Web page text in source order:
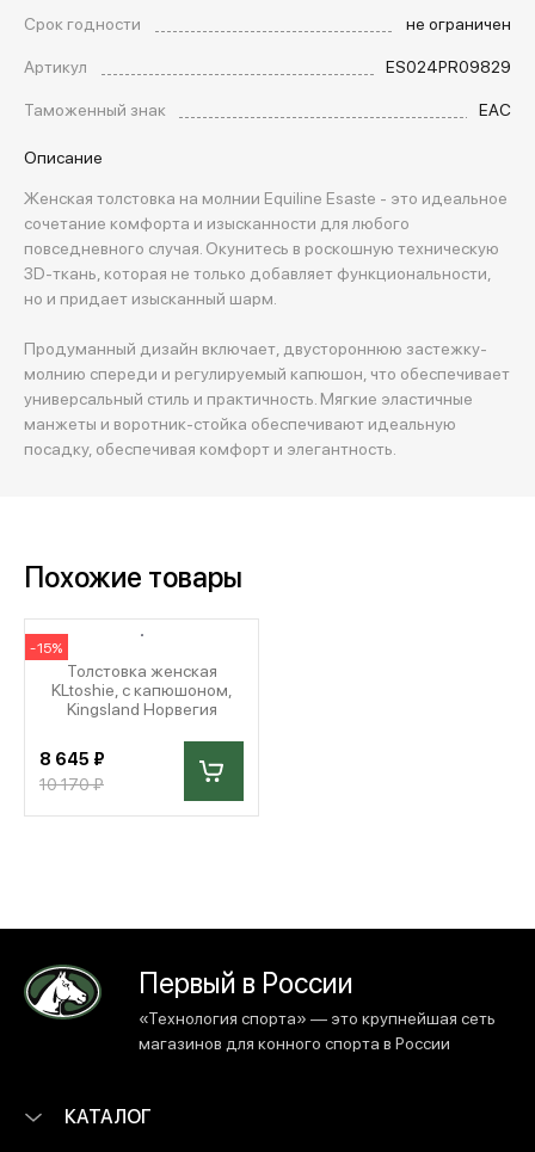
Срок годности
не ограничен
Артикул
ES024PR09829
Таможенный знак
EAC
Описание
Женская толстовка на молнии Equiline Esaste - это идеальное
сочетание комфорта и изысканности для любого
повседневного случая. Окунитесь в роскошную техническую
3D-ткань, которая не только добавляет функциональности,
но и придает изысканный шарм.
Продуманный дизайн включает, двустороннюю застежку-
молнию спереди и регулируемый капюшон, что обеспечивает
универсальный стиль и практичность. Мягкие эластичные
манжеты и воротник-стойка обеспечивают идеальную
посадку, обеспечивая комфорт и элегантность.
Похожие товары
-15%
Толстовка женская
KLtoshie, с капюшоном,
Kingsland Норвегия
8 645 ₽
10 170 ₽
Первый в России
«Технология спорта» — это крупнейшая сеть
магазинов для конного спорта в России
КАТАЛОГ